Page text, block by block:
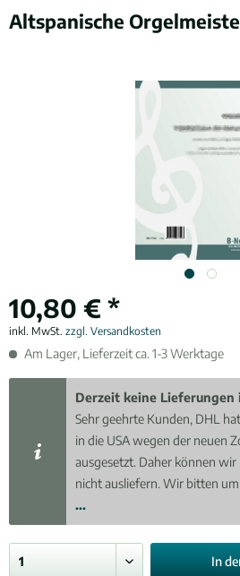
Altspanische
10,80 € *
inkl. MwSt. zzgl. Versandkosten
Am Lager, Lieferzeit ca. 1-3 Werktage
Derzeit keine Lieferungen
Sehr geehrte Kunden, DHL
in die USA wegen der neuen
ausgesetzt. Daher können
nicht ausliefern. Wir bitten
...
In